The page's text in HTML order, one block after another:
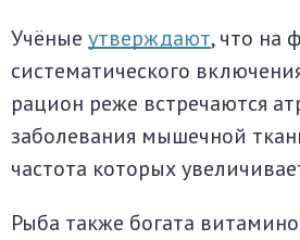
Учёные утверждают, что на
систематического
рацион реже встречаются
заболевания мышечной
частота которых
Рыба также богата